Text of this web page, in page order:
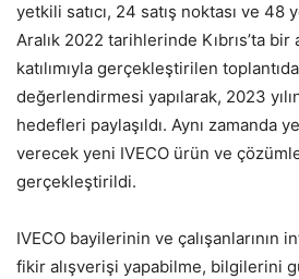
yetkili satıcı, 24 satış noktası ve
Aralık 2022 tarihlerinde Kıbrıs’ta
katılımıyla gerçekleştirilen toplantıda
değerlendirmesi yapılarak, 2023
hedefleri paylaşıldı. Aynı zamanda
verecek yeni IVECO ürün ve
gerçekleştirildi.
IVECO bayilerinin ve çalışanlarının
fikir alışverişi yapabilme, bilgilerini